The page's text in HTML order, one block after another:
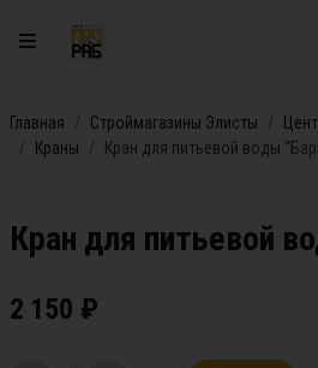
Главная Строймагазины Элисты
Краны
Кран для питьевой воды
Кран для питьевой
2 150 ₽